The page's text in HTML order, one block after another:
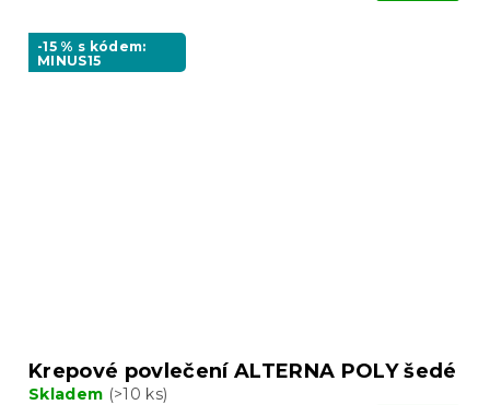
-15 % s kódem:
MINUS15
Krepové povlečení ALTERNA POLY šedé
Skladem (>10 ks)